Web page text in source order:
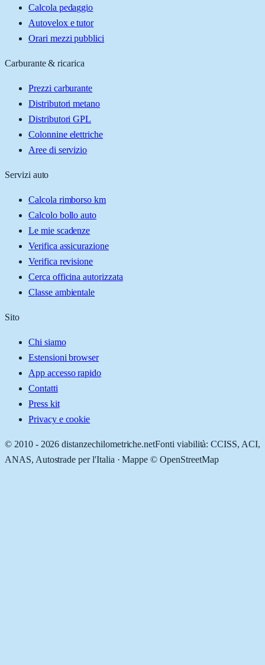
Calcola pedaggio
Autovelox e tutor
Orari mezzi pubblici
Carburante & ricarica
Prezzi carburante
Distributori metano
Distributori GPL
Colonnine elettriche
Aree di servizio
Servizi auto
Calcola rimborso km
Calcolo bollo auto
Le mie scadenze
Verifica assicurazione
Verifica revisione
Cerca officina autorizzata
Classe ambientale
Sito
Chi siamo
Estensioni browser
App accesso rapido
Contatti
Press kit
Privacy e cookie
© 2010 - 2026 distanzechilometriche.netFonti viabilità: CCISS, ACI,
ANAS, Autostrade per l'Italia · Mappe © OpenStreetMap